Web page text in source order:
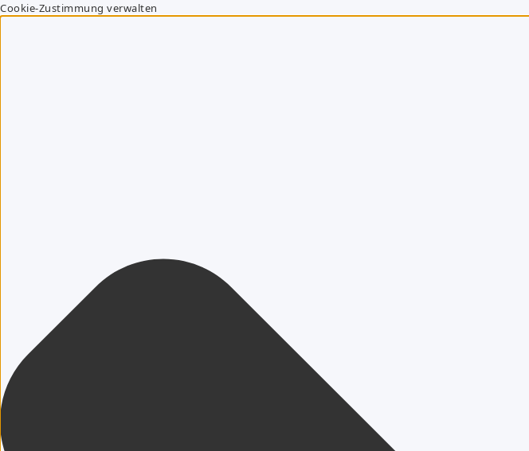
Cookie-Zustimmung verwalten